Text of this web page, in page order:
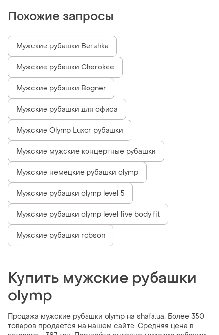
Похожие запросы
Мужские рубашки Bershka
Мужские рубашки Cherokee
Мужские рубашки Bogner
Мужские рубашки для офиса
Мужские Olymp Luxor рубашки
Мужские мужские концертные рубашки
Мужские немецкие рубашки olymp
Мужские рубашки olymp level 5
Мужские рубашки olymp level five body fit
Мужские рубашки robson
Купить мужские рубашки
olymp
Продажа мужские рубашки olymp на shafa.ua. Более 350
товаров продается на нашем сайте. Средняя цена в